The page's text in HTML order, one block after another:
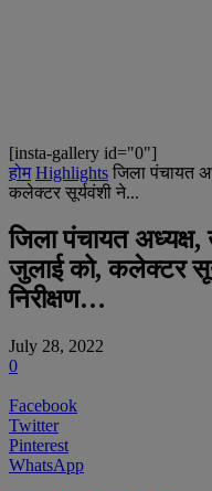
[insta-gallery id="0"]
होम Highlights जिला पंचायत
कलेक्टर सूर्यवंशी ने...
जिला पंचायत अध्यक्ष,
जुलाई को, कलेक्टर
निरीक्षण…
July 28, 2022
0
Facebook
Twitter
Pinterest
WhatsApp